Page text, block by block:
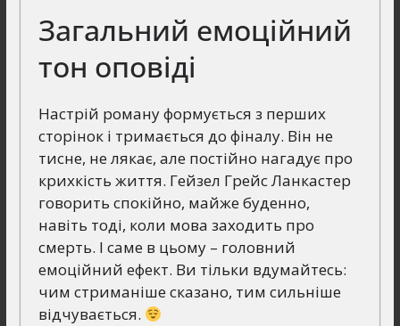
Загальний емоційний
тон оповіді
Настрій роману формується з перших
сторінок і тримається до фіналу. Він не
тисне, не лякає, але постійно нагадує про
крихкість життя. Гейзел Грейс Ланкастер
говорить спокійно, майже буденно,
навіть тоді, коли мова заходить про
смерть. І саме в цьому – головний
емоційний ефект. Ви тільки вдумайтесь:
чим стриманіше сказано, тим сильніше
відчувається.